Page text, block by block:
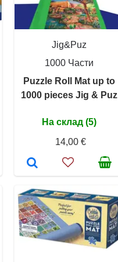
Jig&Puz
1000 Части
Puzzle Roll Mat up to
1000 pieces Jig & Puz
На склад (5)
14,00 €